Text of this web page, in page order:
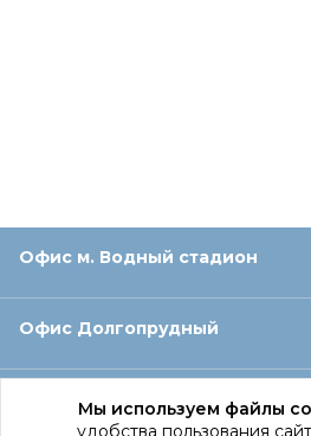
Мы используем файлы
удобства пользования
Офис м. Водный стадион
Офис Долгопрудный
Офис Санкт‑Петербург